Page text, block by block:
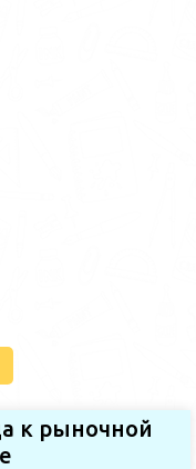
к рыночной